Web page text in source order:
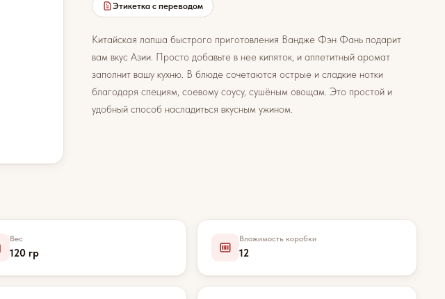
Этикетка с переводом
Китайская лапша быстрого приготовления Вандже Фэн Фань подарит
вам вкус Азии. Просто добавьте в нее кипяток, и аппетитный аромат
заполнит вашу кухню. В блюде сочетаются острые и сладкие нотки
благодаря специям, соевому соусу, сушёным овощам. Это простой и
удобный способ насладиться вкусным ужином.
Вес
120 гр
Вложимость коробки
12